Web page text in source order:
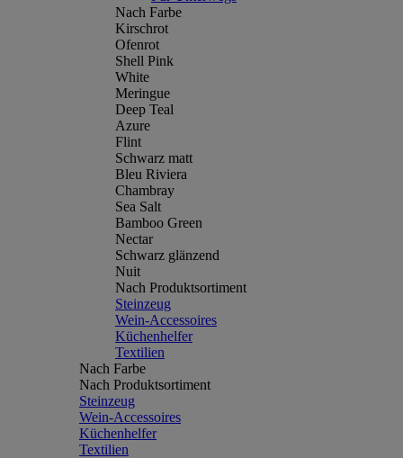
Nach Farbe
Kirschrot
Ofenrot
Shell Pink
White
Meringue
Deep Teal
Azure
Flint
Schwarz matt
Bleu Riviera
Chambray
Sea Salt
Bamboo Green
Nectar
Schwarz glänzend
Nuit
Nach Produktsortiment
Steinzeug
Wein-Accessoires
Küchenhelfer
Textilien
Nach Farbe
Nach Produktsortiment
Steinzeug
Wein-Accessoires
Küchenhelfer
Textilien